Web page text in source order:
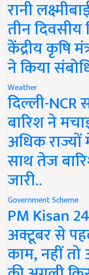
रानी
तीन दिवसीय
केंद्रीय कृषि
ने किया
Weather
दिल्ली-
बारिश ने
अधिक
साथ तेज
जारी..
Government Scheme
PM Kisan
अक्टूबर से
काम, नहीं